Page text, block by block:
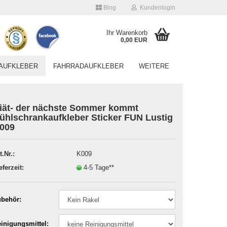
Blog Kundenlogin
Ihr Warenkorb
0,00 EUR
FAHRRADAUFKLEBER WEITERE
der nächste Sommer kommt
Sticker FUN Lustig
K009
4-5 Tage**